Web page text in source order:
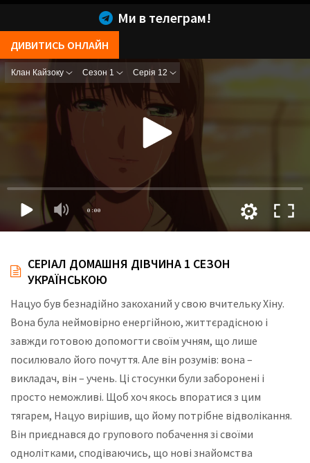
Ми в телеграм!
ДИВИТИСЬ ОНЛАЙН
СЕРІАЛ ДОМАШНЯ ДІВЧИНА 1 СЕЗОН
УКРАЇНСЬКОЮ
Нацуо був безнадійно закоханий у свою вчительку Хіну.
Вона була неймовірно енергійною, життєрадісною і
завжди готовою допомогти своїм учням, що лише
посилювало його почуття. Але він розумів: вона –
викладач, він – учень. Ці стосунки були заборонені і
просто неможливі. Щоб хоч якось впоратися з цим
тягарем, Нацуо вирішив, що йому потрібне відволікання.
Він приєднався до групового побачення зі своїми
однолітками, сподіваючись, що нові знайомства